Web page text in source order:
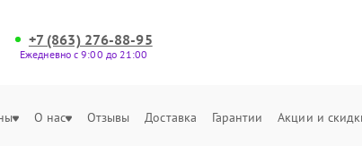
+7 (863) 276-88-95
Ежедневно с 9:00 до 21:00
О нас Отзывы Доставка Гарантии Акции и